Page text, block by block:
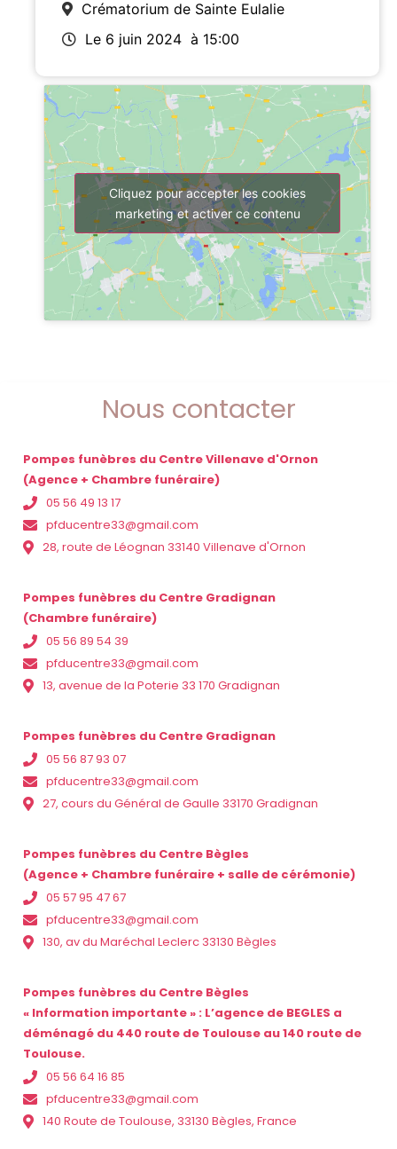
Crématorium de Sainte Eulalie
Le 6 juin 2024 à 15:00
Cliquez pour accepter les cookies
marketing et activer ce contenu
Nous contacter
Pompes funèbres du Centre Villenave d'Ornon
(Agence + Chambre funéraire)
05 56 49 13 17
pfducentre33@gmail.com
28, route de Léognan 33140 Villenave d'Ornon
Pompes funèbres du Centre Gradignan
(Chambre funéraire)
05 56 89 54 39
pfducentre33@gmail.com
13, avenue de la Poterie 33 170 Gradignan
Pompes funèbres du Centre Gradignan
05 56 87 93 07
pfducentre33@gmail.com
27, cours du Général de Gaulle 33170 Gradignan
Pompes funèbres du Centre Bègles
(Agence + Chambre funéraire + salle de cérémonie)
05 57 95 47 67
pfducentre33@gmail.com
130, av du Maréchal Leclerc 33130 Bègles
Pompes funèbres du Centre Bègles
« Information importante » : L’agence de BEGLES a
déménagé du 440 route de Toulouse au 140 route de
Toulouse.
05 56 64 16 85
pfducentre33@gmail.com
140 Route de Toulouse, 33130 Bègles, France